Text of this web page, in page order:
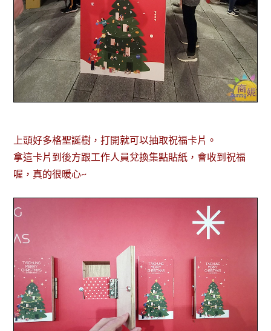
上頭好多格聖誕樹，打開就可以抽取祝福卡片。
拿這卡片到後方跟工作人員兌換集點貼紙，會收到祝福
喔，真的很暖心~